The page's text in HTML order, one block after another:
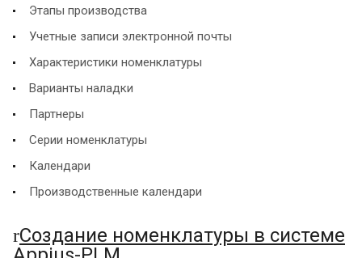
Этапы производства
Учетные записи электронной почты
Характеристики номенклатуры
Варианты наладки
Партнеры
Серии номенклатуры
Календари
Производственные календари
rСоздание номенклатуры в системе